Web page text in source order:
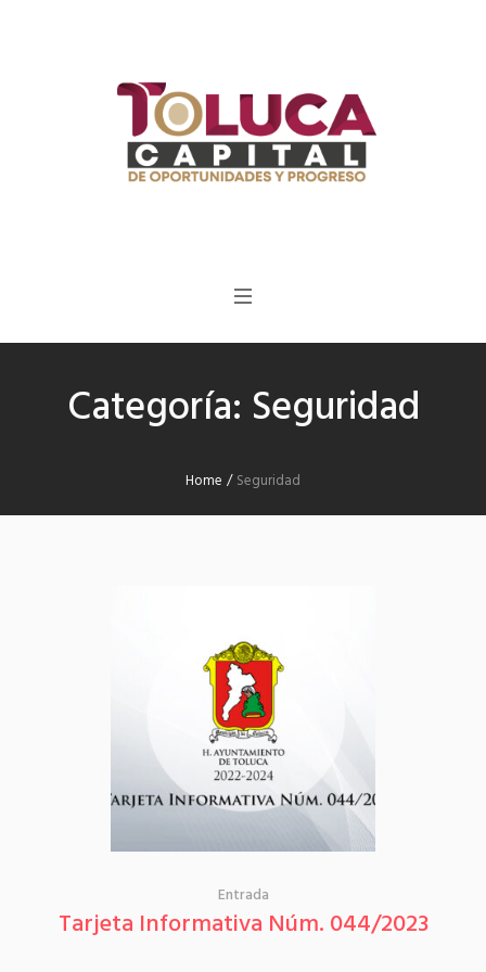
Categoría: Seguridad
Home /Seguridad
Entrada
Tarjeta Informativa Núm. 044/2023